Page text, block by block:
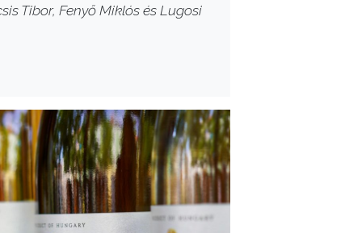
Tibor, Fenyő Miklós és Lugosi